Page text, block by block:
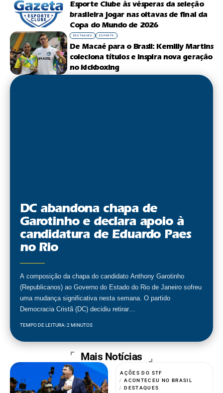
Esporte Clube às vésperas da seleção
brasileira jogar nas oitavas de final da
Copa do Mundo de 2026
DESTAQUES ESPORTE
De Macaé para o Brasil: Kemilly Martins
coleciona títulos e inspira nova geração
no kickboxing
DC abandona chapa de
Garotinho e declara apoio à
candidatura de Eduardo Paes
no Rio
A composição da chapa do candidato Anthony Garotinho
(Republicanos) ao Governo do Estado do Rio de Janeiro sofreu
uma mudança significativa nesta semana. O partido
Democracia Cristã (DC) decidiu retirar…
TEMPO DE LEITURA: 2 MINUTOS
Mais Notícias
AÇÕES DO STF
ACONTECEU NO BRASIL
DESTAQUES